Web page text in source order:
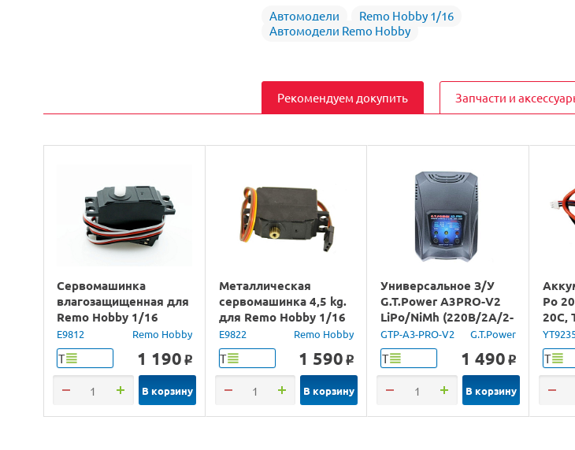
Автомодели
Remo Hobby 1/16
Автомодели Remo Hobby
Рекомендуем докупить Запчасти и
Сервомашинка
влагозащищенная для
Remo Hobby 1/16
(25G)
E9812 Remo Hobby
Т 1 190 o
В корзину
Металлическая
сервомашинка 4,5 kg.
для Remo Hobby 1/16
E9822 Remo Hobby
Т 1 590 o
В корзину
Универсальное З/У
G.T.Power A3PRO-V2
LiPo/NiMh (220В/2A/2-
3S) Tamiya/Mini Tamiya
GTP-A3-PRO-V2 G.T.Power
Т 1 490 o
В корзину
Po
20C,
1/18
Т